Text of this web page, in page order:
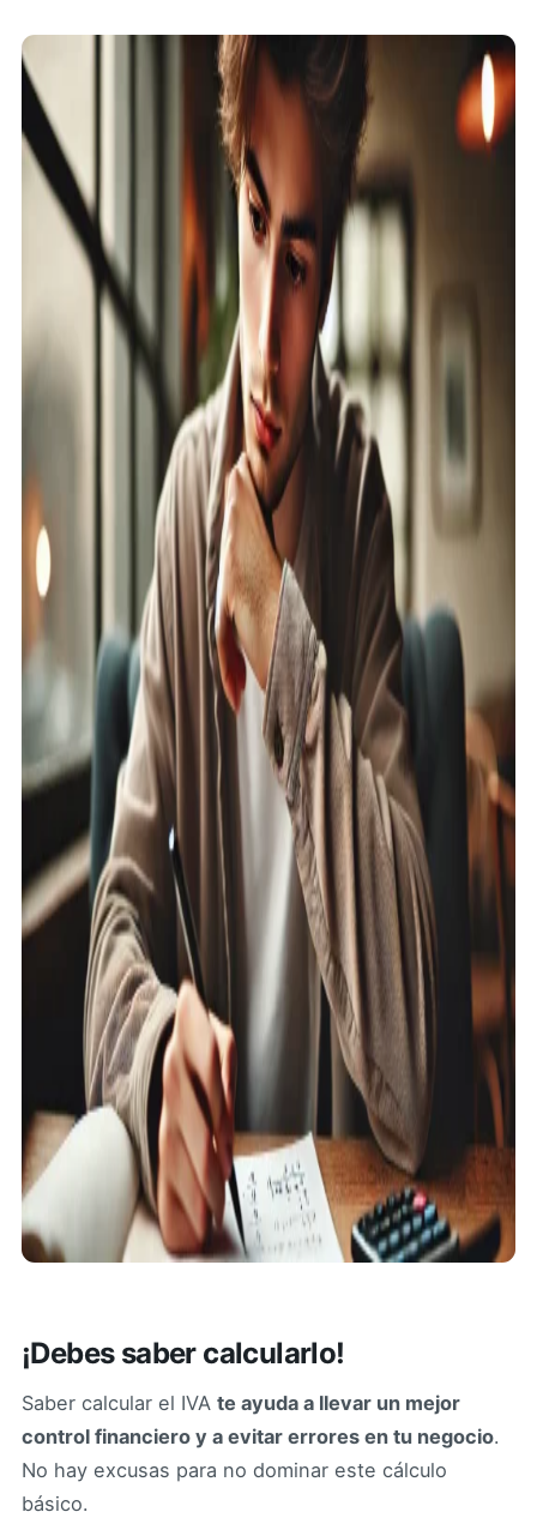
¡Debes saber calcularlo!
Saber calcular el IVA te ayuda a llevar un mejor
control financiero y a evitar errores en tu negocio.
No hay excusas para no dominar este cálculo
básico.